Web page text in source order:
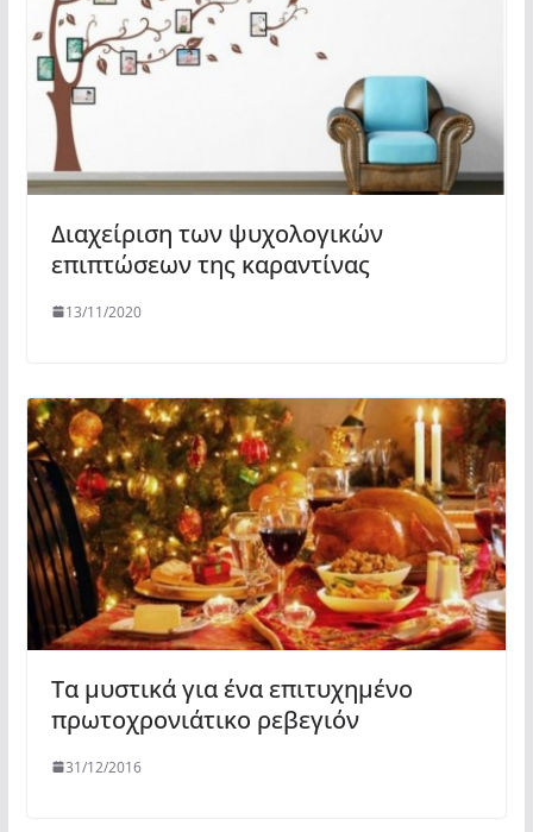
Διαχείριση των ψυχολογικών
επιπτώσεων της καραντίνας
13/11/2020
Τα μυστικά για ένα επιτυχημένο
πρωτοχρονιάτικο ρεβεγιόν
31/12/2016